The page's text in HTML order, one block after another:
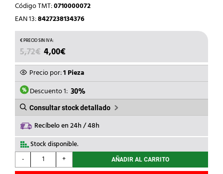
Código TMT:0710000072
EAN 13:8427238134376
5,72€ EL
PRECIO
ORIGINAL
ERA:
5,72€.
4,00€
PRECIO
ACTUAL
ES:
4,00€.
Precio por:1 Pieza
Descuento 1: 30%
Consultar stock detallado
Recíbelo en 24h / 48h
Stock disponible.
-
NIESSEN
-
+ AÑADIR AL CARRITO